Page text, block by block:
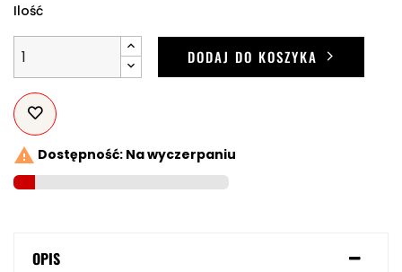
Ilość
DODAJ DO KOSZYKA
 Dostępność: Na wyczerpaniu
OPIS